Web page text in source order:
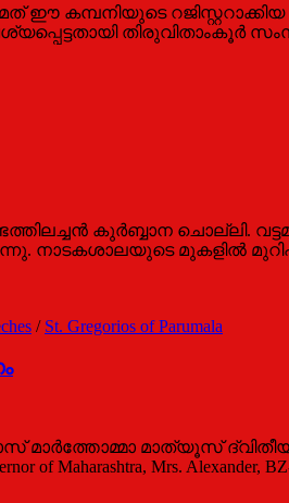
ഈ കമ്പനിയുടെ
തിരുവിതാംകൂര്‍
കുര്‍ബ്ബാന
നാടകശാലയുടെ മുകളില്‍
/ St. Gregorios of Parumala
മാര്‍ത്തോമ്മാ മാത്യൂസ്
of Maharashtra, Mrs. Alexander,